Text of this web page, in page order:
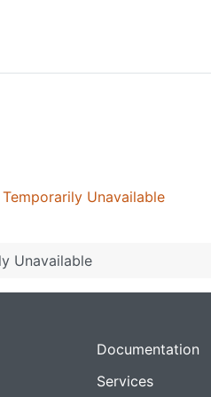
Unavailable
Unavailable
Documentation
Services